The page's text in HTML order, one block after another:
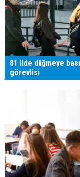
81 ilde düğmeye
görevlisi